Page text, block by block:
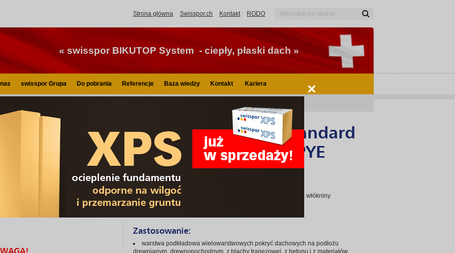
×
Strona główna Swisspor.ch Kontakt RODO
« swisspor BIKUTOP System - ciepły, płaski dach »
swisspor Grupa Do pobrania Referencje Baza wiedzy Kontakt Kariera
swisspor BIKUTOP standard
podkładowa 15/40 (PYE
PV250 S40)
Papa asfaltowa podkładowa modyfikowana SBS na osnowie z włókniny
poliestrowej.
Zastosowanie:
warstwa podkładowa wielowarstwowych pokryć dachowych na podłożu